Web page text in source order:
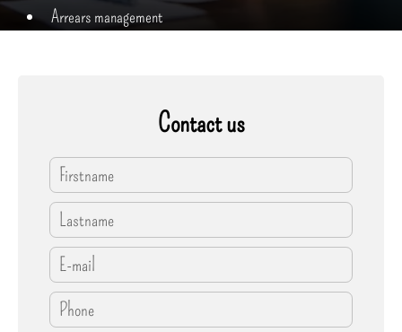
Arrears management
Contact us